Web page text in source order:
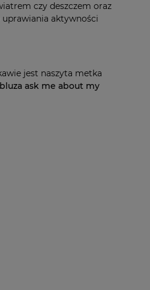
czy deszczem oraz
uprawiania aktywności
jest naszyta metka
bluza ask me about my